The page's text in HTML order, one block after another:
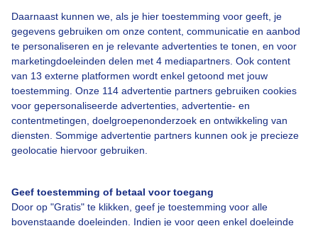
Daarnaast kunnen we, als je hier toestemming voor geeft, je
gegevens gebruiken om onze content, communicatie en aanbod
te personaliseren en je relevante advertenties te tonen, en voor
marketingdoeleinden delen met 4 mediapartners. Ook content
van 13 externe platformen wordt enkel getoond met jouw
toestemming. Onze 114 advertentie partners gebruiken cookies
voor gepersonaliseerde advertenties, advertentie- en
contentmetingen, doelgroepenonderzoek en ontwikkeling van
diensten. Sommige advertentie partners kunnen ook je precieze
geolocatie hiervoor gebruiken.
Geef toestemming of betaal voor toegang
Door op "Gratis" te klikken, geef je toestemming voor alle
bovenstaande doeleinden. Indien je voor geen enkel doeleinde
Een moment geduld aub...
Over Buienradar
Contact